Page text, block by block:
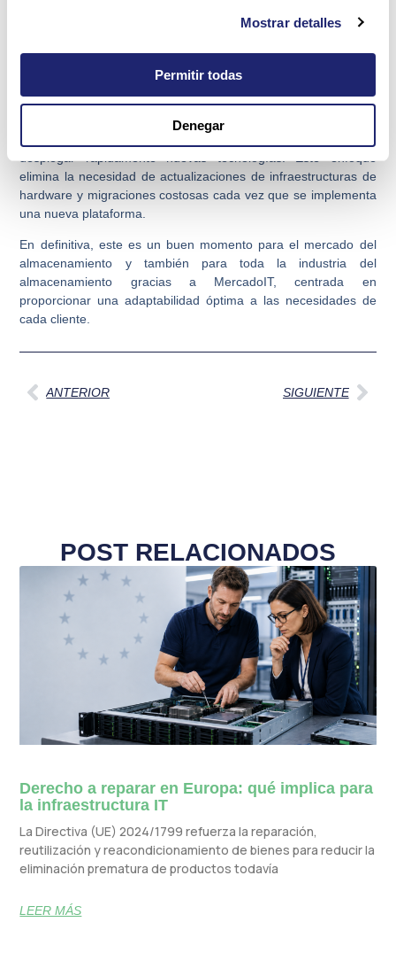
Mostrar detalles
Permitir todas
Denegar
diseñada para permitir a los clientes ser capaces de
tanto en capacidad como rendimiento.
Con la introducción de estas nuevas posibilidades de
almacenamiento HP refurbished, los clientes ahora pueden
mantener un equipamiento adaptado a su negocio sin la
elimina la necesidad de actualizaciones de infraestructuras de
hardware y migraciones costosas cada vez que se implementa
una nueva plataforma.
En definitiva, este es un buen momento para el mercado del
almacenamiento y también para toda la industria del
almacenamiento gracias a MercadoIT, centrada en
proporcionar una adaptabilidad óptima a las necesidades de
cada cliente.
Ant
ANTERIOR SIGUIENTE
POST RELACIONADOS
Derecho a reparar en Europa: qué implica para
la infraestructura IT
La Directiva (UE) 2024/1799 refuerza la reparación,
reutilización y reacondicionamiento de bienes para reducir la
eliminación prematura de productos todavía
LEER MÁS